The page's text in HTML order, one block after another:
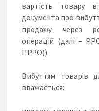
вартість товару
документа про
продажу через
операцій (далі –
ПРРО)).
Вибуттям товарів
вважається: